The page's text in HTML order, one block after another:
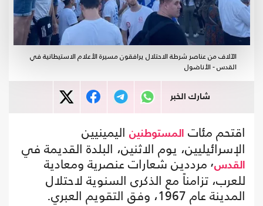
الآلاف من عناصر شرطة الاحتلال يرافقون مسيرة الأعلام الاستيطانية في
القدس - الأناضول
شارك الخبر
اقتحم مئات المستوطنين اليمينيين
الإسرائيليين، يوم الاثنين، البلدة القديمة في
القدس
٬ مرددين شعارات عنصرية ومعادية
للعرب، تزامناً مع الذكرى السنوية لاحتلال
المدينة عام 1967، وفق التقويم العبري.